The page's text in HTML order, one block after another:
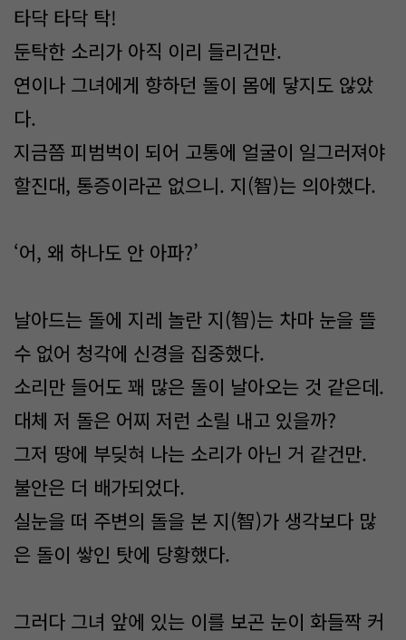
타닥 타닥 탁!
둔탁한 소리가 아직 이리 들리건만.
연이나 그녀에게 향하던 돌이 몸에 닿지도 않았
다.
지금쯤 피범벅이 되어 고통에 얼굴이 일그러져야
할진대, 통증이라곤 없으니. 지(智)는 의아했다.
‘어, 왜 하나도 안 아파?’
날아드는 돌에 지레 놀란 지(智)는 차마 눈을 뜰
수 없어 청각에 신경을 집중했다.
소리만 들어도 꽤 많은 돌이 날아오는 것 같은데.
대체 저 돌은 어찌 저런 소릴 내고 있을까?
그저 땅에 부딪혀 나는 소리가 아닌 거 같건만.
불안은 더 배가되었다.
실눈을 떠 주변의 돌을 본 지(智)가 생각보다 많
은 돌이 쌓인 탓에 당황했다.
그러다 그녀 앞에 있는 이를 보곤 눈이 화들짝 커